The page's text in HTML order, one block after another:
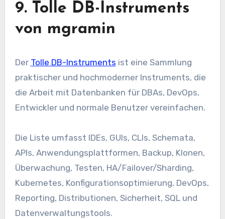
9. Tolle DB-Instruments
von mgramin
Der Tolle DB-Instruments ist eine Sammlung
praktischer und hochmoderner Instruments, die
die Arbeit mit Datenbanken für DBAs, DevOps,
Entwickler und normale Benutzer vereinfachen.
Die Liste umfasst IDEs, GUIs, CLIs, Schemata,
APIs, Anwendungsplattformen, Backup, Klonen,
Überwachung, Testen, HA/Failover/Sharding,
Kubernetes, Konfigurationsoptimierung, DevOps,
Reporting, Distributionen, Sicherheit, SQL und
Datenverwaltungstools.